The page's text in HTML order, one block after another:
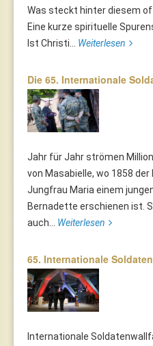
Was steckt hinter diesem
Eine kurze spirituelle
Ist Christi... Weiterlesen
Die 65. Internationale
Jahr für Jahr strömen
von Masabielle, wo 1858 der
Jungfrau Maria einem
Bernadette erschienen ist.
auch... Weiterlesen
65. Internationale
Internationale